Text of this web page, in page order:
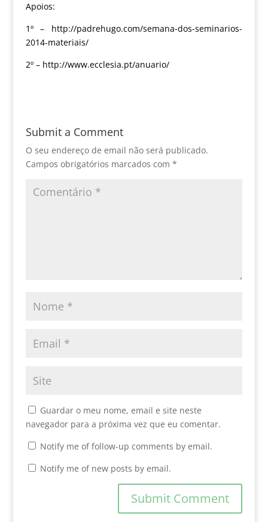
Apoios:
1º – http://padrehugo.com/semana-dos-seminarios-
2014-materiais/
2º – http://www.ecclesia.pt/anuario/
Submit a Comment
O seu endereço de email não será publicado.
Campos obrigatórios marcados com *
Guardar o meu nome, email e site neste
navegador para a próxima vez que eu comentar.
Notify me of follow-up comments by email.
Notify me of new posts by email.